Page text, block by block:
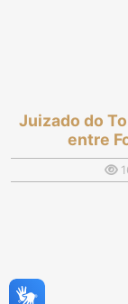
Juizado do
entre